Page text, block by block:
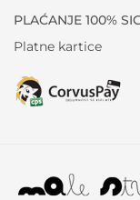
PLAĆANJE 100%
Platne kartice